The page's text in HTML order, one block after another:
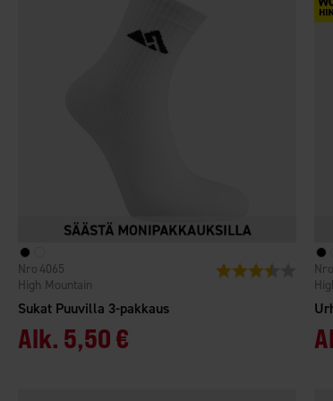
Sukat Puuvilla 3-pakkaus
High Mountain
4065
Alk. 5,50 €
Arvio: 3.9